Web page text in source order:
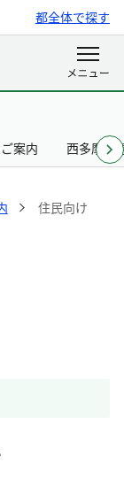
都全体で探す
案内 西多摩保
住民向け